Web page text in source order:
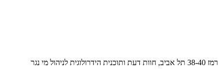
רמז 38-40 תל אביב, חוות דעת ותוכנית הידרולוגית לניהול מי נגר